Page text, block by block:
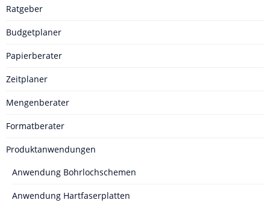
Ratgeber
Budgetplaner
Papierberater
Zeitplaner
Mengenberater
Formatberater
Produktanwendungen
Anwendung Bohrlochschemen
Anwendung Hartfaserplatten